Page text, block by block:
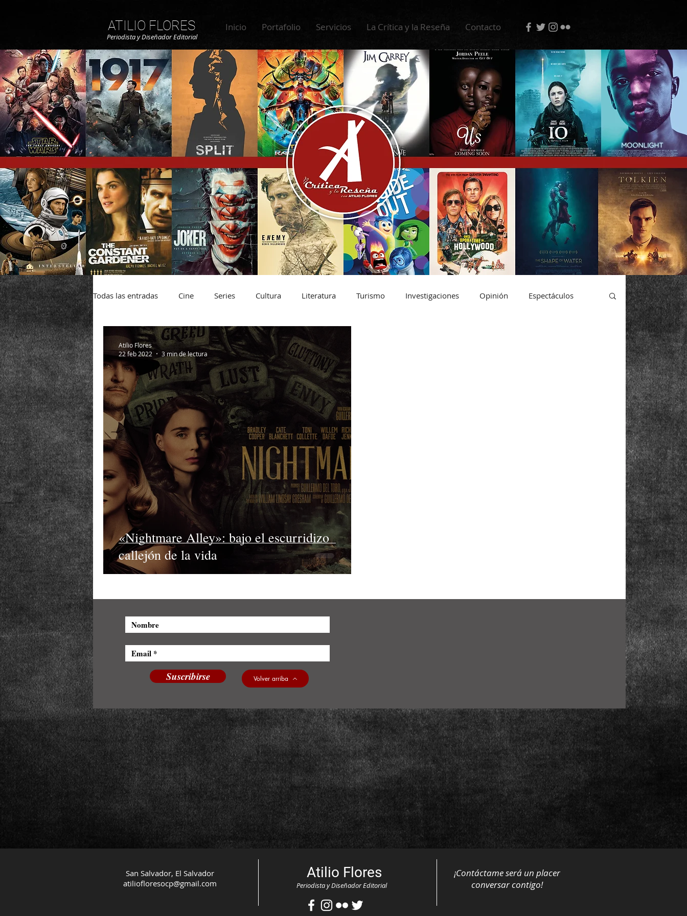
ATILIO FLORES
Periodista y Diseñador Editorial
Inicio Portafolio Servicios La Crítica y la Reseña Contacto
Todas las entradas Cine Series Cultura Literatura Turismo Investigaciones Opinión Espectáculos
Infografía
«Nightmare Alley»: bajo el escurridizo
callejón de la vida
Atilio Flores
22 feb 2022
3 min de lectura
Suscribirse Volver arriba
San Salvador, El Salvador
atiliofloresocp@gmail.com
Atilio Flores
Periodista y Diseñador Editorial
¡Contáctame será un placer
conversar contigo!